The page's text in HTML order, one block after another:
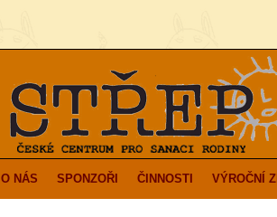
O NÁS SPONZOŘI ČINNOSTI VÝROČNÍ